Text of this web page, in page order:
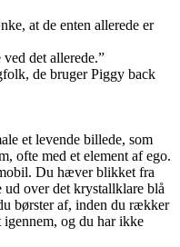
at de enten allerede er
det allerede.”
de bruger Piggy back
et levende billede, som
ofte med et element af ego.
Du hæver blikket fra
over det krystallklare blå
børster af, inden du rækker
igennem, og du har ikke